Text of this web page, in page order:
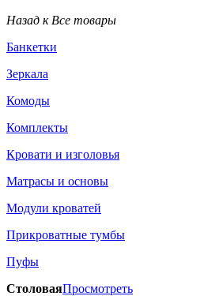
Назад к Все товары
Банкетки
Зеркала
Комоды
Комплекты
Кровати и изголовья
Матрасы и основы
Модули кроватей
Прикроватные тумбы
Пуфы
СтоловаяПросмотреть